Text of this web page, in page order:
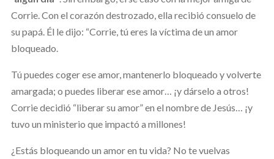
Corrie. Con el corazón destrozado, ella recibió consuelo de
su papá. Él le dijo: “Corrie, tú eres la víctima de un amor
bloqueado.
Tú puedes coger ese amor, mantenerlo bloqueado y volverte
amargada; o puedes liberar ese amor… ¡y dárselo a otros!
Corrie decidió “liberar su amor” en el nombre de Jesús… ¡y
tuvo un ministerio que impactó a millones!
¿Estás bloqueando un amor en tu vida? No te vuelvas